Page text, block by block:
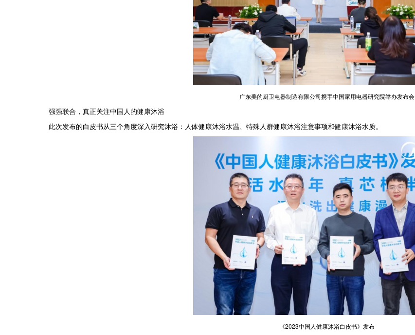
广东美的厨卫电器制造有限公司携手中国家用电器研究院举办发布会
强强联合，真正关注中国人的健康沐浴
此次发布的白皮书从三个角度深入研究沐浴：人体健康沐浴水温、特殊人群健康沐浴注意事项和健康沐浴水质。
《2023中国人健康沐浴白皮书》发布